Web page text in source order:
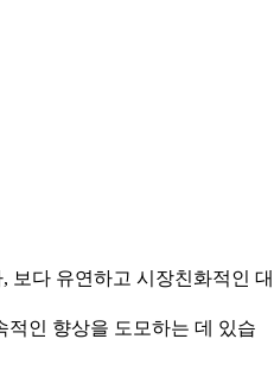
보다 유연하고 시장친화적인 대
적인 향상을 도모하는 데 있습